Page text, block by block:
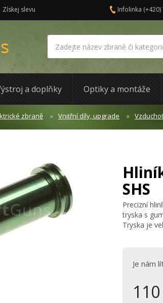
Získej slevu Infolinka (+420)
a doplňky Optiky a montáže
zbraně Vnitřní díly, upgrade
SHS
Precizní
tryska s
Tryska je
Je nám